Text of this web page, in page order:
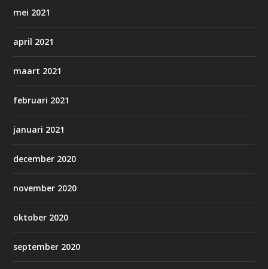
mei 2021
april 2021
maart 2021
februari 2021
januari 2021
december 2020
november 2020
oktober 2020
september 2020